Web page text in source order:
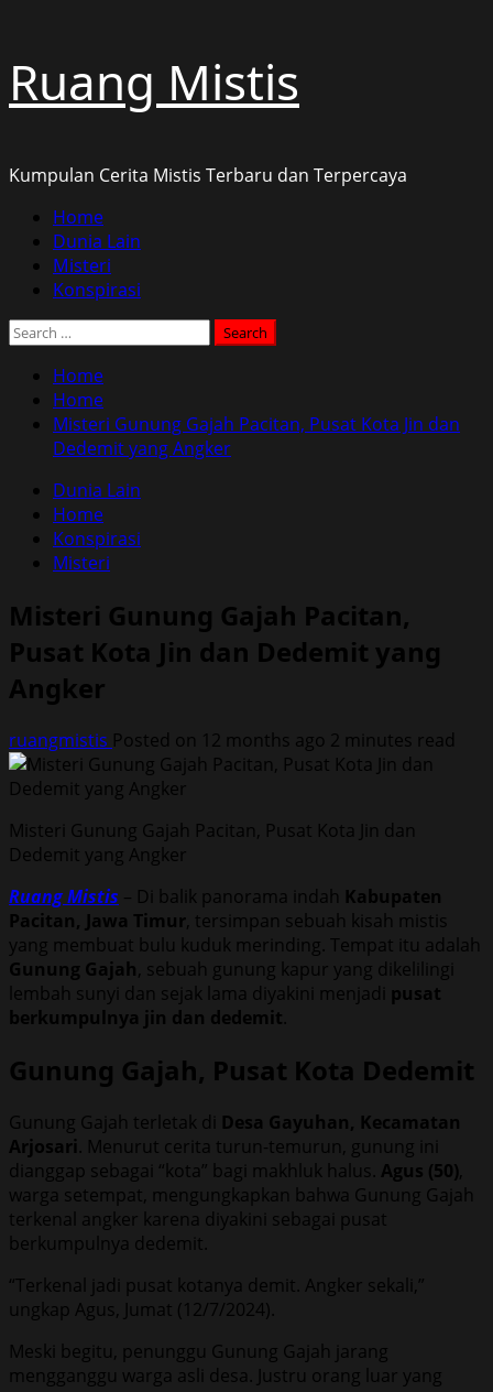
to
content
Ruang Mistis
Kumpulan Cerita Mistis Terbaru dan Terpercaya
Primary
Menu
Home
Dunia Lain
Misteri
Konspirasi
Search
Home
Home
Misteri Gunung Gajah Pacitan, Pusat Kota Jin dan
Dedemit yang Angker
Dunia Lain
Home
Konspirasi
Misteri
Misteri Gunung Gajah Pacitan,
Pusat Kota Jin dan Dedemit yang
Angker
ruangmistis Posted on 12 months ago 2 minutes read
Misteri Gunung Gajah Pacitan, Pusat Kota Jin dan
Dedemit yang Angker
Ruang Mistis – Di balik panorama indah Kabupaten
Pacitan, Jawa Timur, tersimpan sebuah kisah mistis
yang membuat bulu kuduk merinding. Tempat itu adalah
Gunung Gajah, sebuah gunung kapur yang dikelilingi
lembah sunyi dan sejak lama diyakini menjadi pusat
berkumpulnya jin dan dedemit.
Gunung Gajah, Pusat Kota Dedemit
Gunung Gajah terletak di Desa Gayuhan, Kecamatan
Arjosari. Menurut cerita turun-temurun, gunung ini
dianggap sebagai “kota” bagi makhluk halus. Agus (50),
warga setempat, mengungkapkan bahwa Gunung Gajah
terkenal angker karena diyakini sebagai pusat
berkumpulnya dedemit.
“Terkenal jadi pusat kotanya demit. Angker sekali,”
ungkap Agus, Jumat (12/7/2024).
Meski begitu, penunggu Gunung Gajah jarang
mengganggu warga asli desa. Justru orang luar yang